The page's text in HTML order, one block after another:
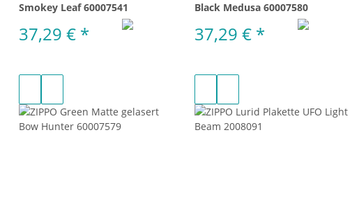
Smokey Leaf 60007541
37,29 € *
Black Medusa 60007580
37,29 € *